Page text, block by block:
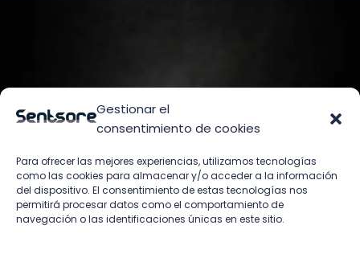
Gestionar el
consentimiento de cookies
Para ofrecer las mejores experiencias, utilizamos tecnologías
como las cookies para almacenar y/o acceder a la información
del dispositivo. El consentimiento de estas tecnologías nos
permitirá procesar datos como el comportamiento de
navegación o las identificaciones únicas en este sitio.